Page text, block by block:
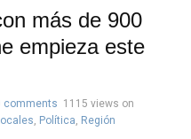
más de 900
empieza este
comments 1115 views on
, Política, Región